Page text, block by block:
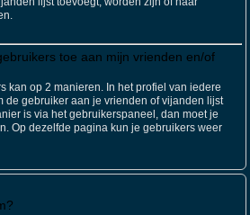
toe aan mijn vrienden en/of
kan op 2 manieren. In het profiel van iedere
de gebruiker aan je vrienden of vijanden lijst
is via het gebruikerspaneel, dan moet je
Op dezelfde pagina kun je gebruikers weer